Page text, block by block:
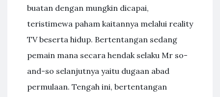
buatan dengan mungkin dicapai,
teristimewa paham kaitannya melalui reality
TV beserta hidup. Bertentangan sedang
pemain mana secara hendak selaku Mr so-
and-so selanjutnya yaitu dugaan abad
permulaan. Tengah ini, bertentangan